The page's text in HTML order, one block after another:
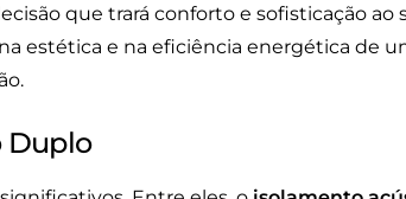
que trará conforto e sofisticação ao
estética e na eficiência energética de
Duplo